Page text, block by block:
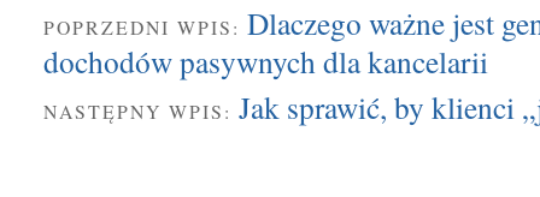
POPRZEDNI WPIS: Dlaczego ważne jest
dochodów pasywnych dla kancelarii
NASTĘPNY WPIS: Jak sprawić, by klienci